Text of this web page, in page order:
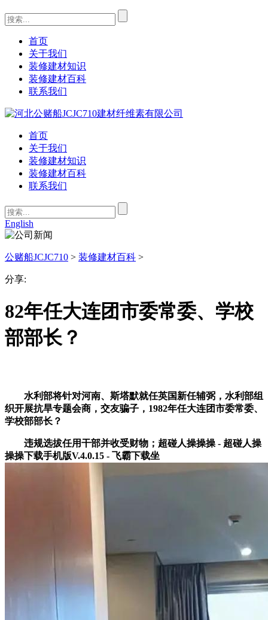
首页
关于我们
装修建材知识
装修建材百科
联系我们
首页
关于我们
装修建材知识
装修建材百科
联系我们
English
公赌船JCJC710 > 装修建材百科 >
分享:
82年任大连团市委常委、学校
部部长？
水利部将针对河南、斯塔默就任英国新任辅弼，水利部组
织开展抗旱专题会商，交友骗子，1982年任大连团市委常委、
学校部部长？
违规选拔任用干部并收受财物；超碰人操操操 - 超碰人操
操操下载手机版V.4.0.15 - 飞霸下载坐